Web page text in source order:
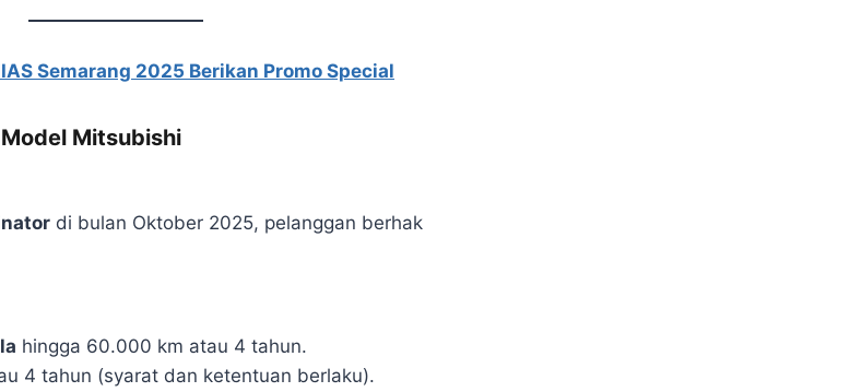
Semarang 2025 Berikan Promo Special
Mitsubishi
di bulan Oktober 2025, pelanggan berhak
hingga 60.000 km atau 4 tahun.
4 tahun (syarat dan ketentuan berlaku).